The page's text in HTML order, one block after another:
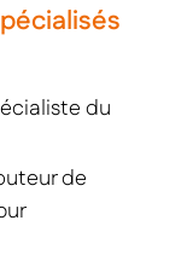
du
de